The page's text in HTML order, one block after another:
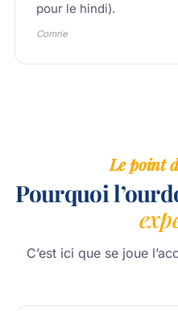
pour le hindi).
Comrie
Le point
Pourquoi
C’est ici que se joue